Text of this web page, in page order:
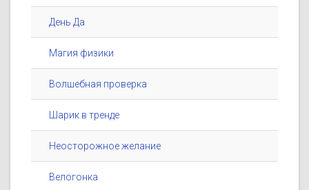
День Да
Магия физики
Волшебная проверка
Шарик в тренде
Неосторожное желание
Велогонка